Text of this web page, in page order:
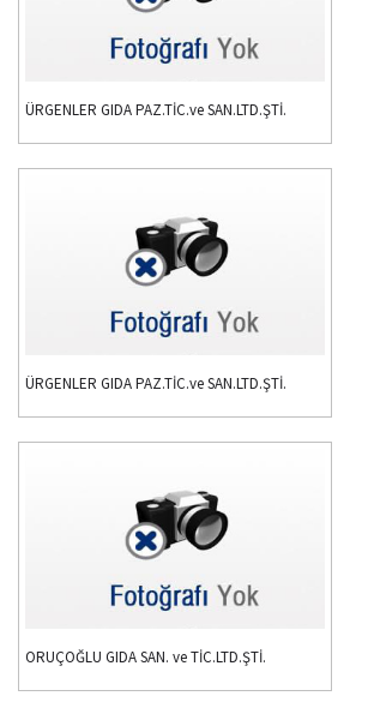
ÜRGENLER GIDA PAZ.TİC.ve SAN.LTD.ŞTİ.
ÜRGENLER GIDA PAZ.TİC.ve SAN.LTD.ŞTİ.
ORUÇOĞLU GIDA SAN. ve TİC.LTD.ŞTİ.